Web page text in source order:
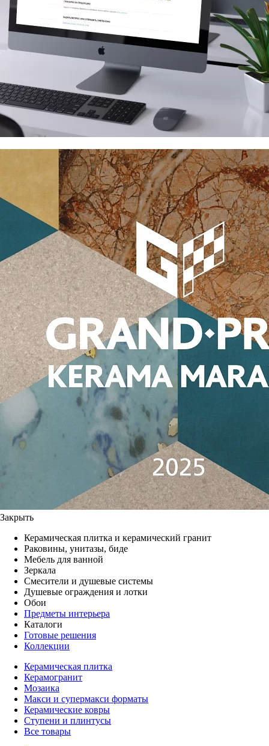
Закрыть
Керамическая плитка и керамический гранит
Раковины, унитазы, биде
Мебель для ванной
Зеркала
Смесители и душевые системы
Душевые ограждения и лотки
Обои
Предметы интерьера
Каталоги
Готовые решения
Коллекции
Керамическая плитка
Керамогранит
Мозаика
Макси и супермакси форматы
Керамические ковры
Ступени и плинтусы
Все товары